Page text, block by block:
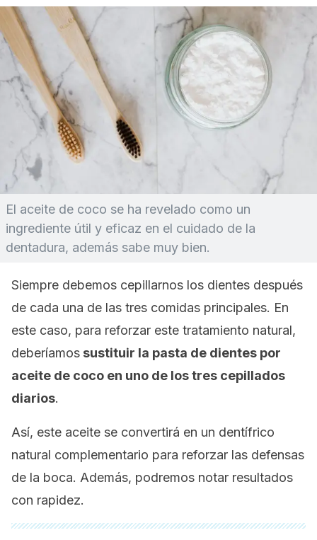
El aceite de coco se ha revelado como un
ingrediente útil y eficaz en el cuidado de la
dentadura, además sabe muy bien.
Siempre debemos cepillarnos los dientes después
de cada una de las tres comidas principales. En
este caso, para reforzar este tratamiento natural,
deberíamos sustituir la pasta de dientes por
aceite de coco en uno de los tres cepillados
diarios.
Así, este aceite se convertirá en un dentífrico
natural complementario para reforzar las defensas
de la boca. Además, podremos notar resultados
con rapidez.